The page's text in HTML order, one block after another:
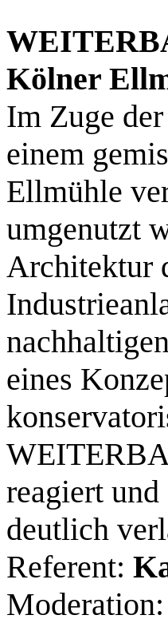
Kölner
Im Zuge
einem
Ellmühle
umgenutzt
Architektur
eines
reagiert
deutlich
Referent:
Moderation: